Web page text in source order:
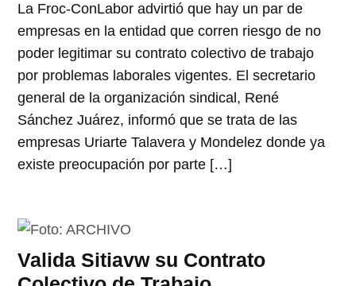
La Froc-ConLabor advirtió que hay un par de
empresas en la entidad que corren riesgo de no
poder legitimar su contrato colectivo de trabajo
por problemas laborales vigentes. El secretario
general de la organización sindical, René
Sánchez Juárez, informó que se trata de las
empresas Uriarte Talavera y Mondelez donde ya
existe preocupación por parte […]
Valida Sitiavw su Contrato